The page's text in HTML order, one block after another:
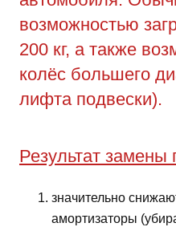
возможностью
200 кг, а также
колёс большего
лифта подвески).
Результат
значительно
амортизаторы